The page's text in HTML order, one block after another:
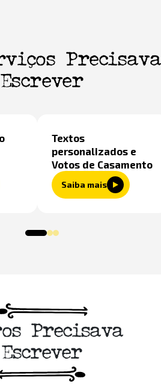
Escrever
Textos
personalizados e
Votos de Casamento
Saiba mais
Precisava
Escrever